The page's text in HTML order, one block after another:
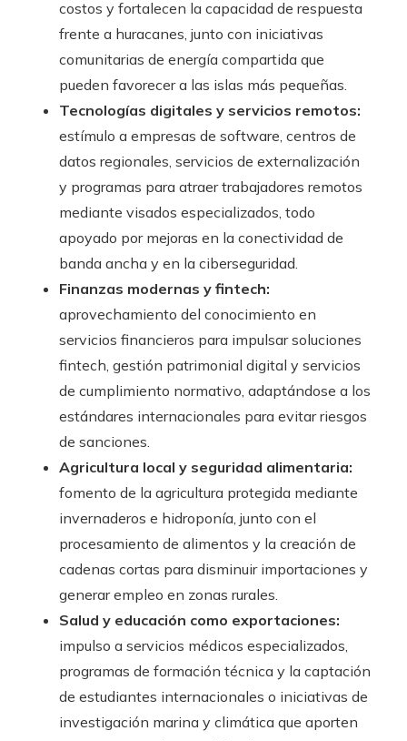
costos y fortalecen la capacidad de respuesta
frente a huracanes, junto con iniciativas
comunitarias de energía compartida que
pueden favorecer a las islas más pequeñas.
Tecnologías digitales y servicios remotos:
estímulo a empresas de software, centros de
datos regionales, servicios de externalización
y programas para atraer trabajadores remotos
mediante visados especializados, todo
apoyado por mejoras en la conectividad de
banda ancha y en la ciberseguridad.
Finanzas modernas y fintech:
aprovechamiento del conocimiento en
servicios financieros para impulsar soluciones
fintech, gestión patrimonial digital y servicios
de cumplimiento normativo, adaptándose a los
estándares internacionales para evitar riesgos
de sanciones.
Agricultura local y seguridad alimentaria:
fomento de la agricultura protegida mediante
invernaderos e hidroponía, junto con el
procesamiento de alimentos y la creación de
cadenas cortas para disminuir importaciones y
generar empleo en zonas rurales.
Salud y educación como exportaciones:
impulso a servicios médicos especializados,
programas de formación técnica y la captación
de estudiantes internacionales o iniciativas de
investigación marina y climática que aporten